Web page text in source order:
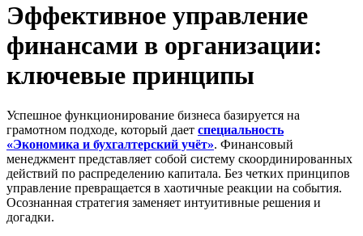
Эффективное управление
финансами в организации:
ключевые принципы
Успешное функционирование бизнеса базируется на
грамотном подходе, который дает специальность
«Экономика и бухгалтерский учёт». Финансовый
менеджмент представляет собой систему скоординированных
действий по распределению капитала. Без четких принципов
управление превращается в хаотичные реакции на события.
Осознанная стратегия заменяет интуитивные решения и
догадки.